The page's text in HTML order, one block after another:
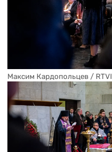
Максим Кардопольцев / RTVI